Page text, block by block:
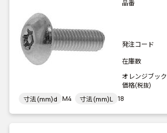
品番
発注コード
在庫数
オレンジブック
価格(税抜)
寸法(mm)d M4 寸法(mm)L 18